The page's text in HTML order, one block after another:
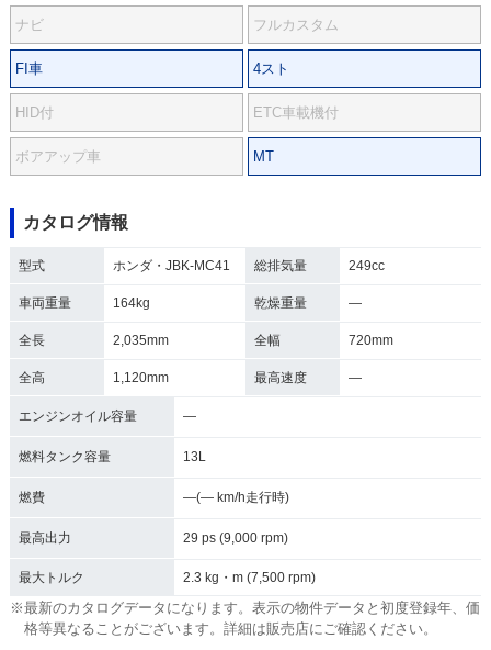
ナビ フルカスタム
FI車 4スト
HID付 ETC車載機付
ボアアップ車 MT
カタログ情報
型式 ホンダ・JBK-MC41 総排気量 249cc
車両重量 164kg 乾燥重量 ―
全長 2,035mm 全幅 720mm
全高 1,120mm 最高速度 ―
エンジンオイル容量 ―
燃料タンク容量 13L
燃費 ―(― km/h走行時)
最高出力 29 ps (9,000 rpm)
最大トルク 2.3 kg・m (7,500 rpm)
※最新のカタログデータになります。表示の物件データと初度登録年、価
格等異なることがございます。詳細は販売店にご確認ください。